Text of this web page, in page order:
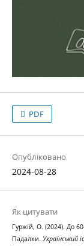
PDF
Опубліковано
2024-08-28
Як цитувати
Гуржій, О. (2024). До
Падалки. Український